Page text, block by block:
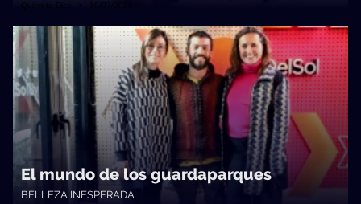
Quién te Dice • 10/07/2024
El mundo de los guardaparques
BELLEZA INESPERADA